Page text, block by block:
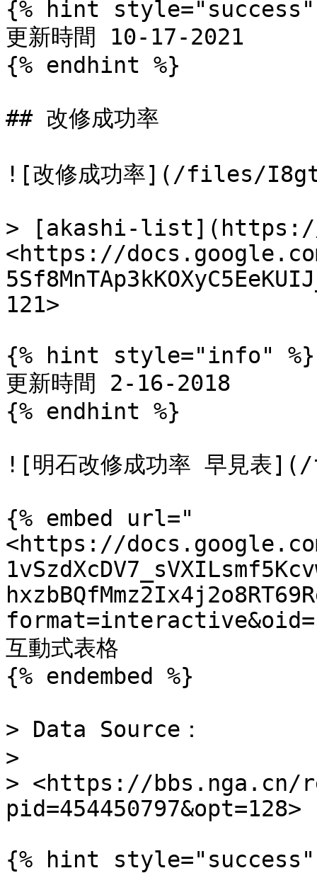
{% hint style="success"
更新時間 10-17-2021
{% endhint %}
## 改修成功率
![改修成功率](/files/
> [akashi-
<https://
121>
{% hint style="info" %}
更新時間 2-16-2018
{% endhint %}
![明石改修成功率 早見表
{% embed url="
<https://
互動式表格
{% endembed %}
> Data Source：
>
> <https://bbs.nga.cn/
pid=454450797&opt=128>
{% hint style="success"